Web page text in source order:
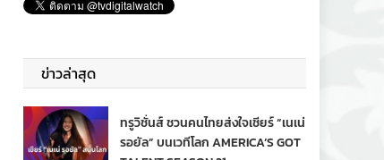
ข่าวล่าสุด
ทรูวิชั่นส์ ชวนคนไทยส่งใจเชียร์ “เนเน่
รอยัล” บนเวทีโลก AMERICA’S GOT